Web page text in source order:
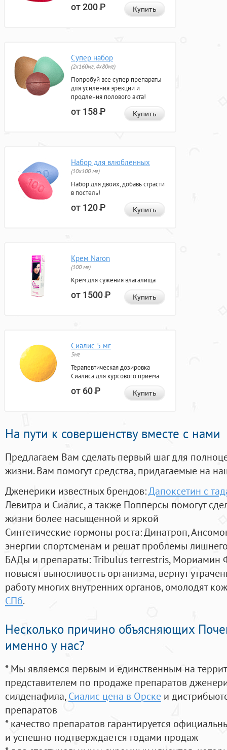
от 200Р Купить
Супер набор
(2х160мг, 4х80мг)
Попробуй все супер препараты
для усиления эрекции и
продления полового акта!
от 158Р Купить
Набор для влюбленных
(10х100 мг)
Набор для двоих, добавь страсти
в постель!
от 120Р Купить
Крем Naron
(100 мг)
Крем для сужения влагалища
от 1500Р Купить
Сиалис 5 мг
5мг
Терапевтическая дозировка
Сиалиса для курсового приема
от 60Р Купить
На пути к совершенству вместе с нами
Предлагаем Вам сделать первый шаг для
жизни. Вам помогут средства, придагаемые на
Дженерики известных брендов:Дапоксетин с
Левитра и Сиалис, а также Попперсы помогут
жизни более насыщенной и яркой
Синтетические гормоны роста: Динатроп,
энергии спортсменам и решат проблемы
БАДы и препараты:Tribulus terrestris, Мориамин
повысят выносливость организма, вернут
работу многих внутренних органов, омолодят
СПб.
Несколько причино объясняющих
именно у нас?
* Мы являемся первым и единственным на
представителем по продаже препаратов
силденафила, Сиалис цена в Орске и
препаратов
* качество препаратов гарантируется
и успешно подтверждается годами продаж